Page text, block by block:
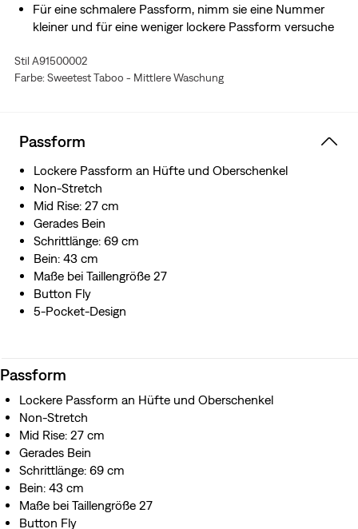
Für eine schmalere Passform, nimm sie eine Nummer
kleiner und für eine weniger lockere Passform versuche
Stil A91500002
Farbe: Sweetest Taboo - Mittlere Waschung
Passform
Lockere Passform an Hüfte und Oberschenkel
Non-Stretch
Mid Rise: 27 cm
Gerades Bein
Schrittlänge: 69 cm
Bein: 43 cm
Maße bei Taillengröße 27
Button Fly
5-Pocket-Design
Passform
Lockere Passform an Hüfte und Oberschenkel
Non-Stretch
Mid Rise: 27 cm
Gerades Bein
Schrittlänge: 69 cm
Bein: 43 cm
Maße bei Taillengröße 27
Button Fly